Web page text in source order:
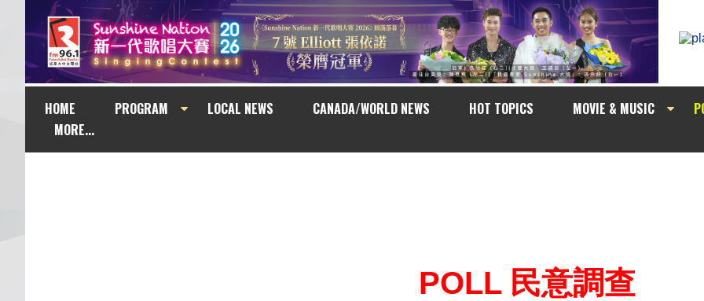
HOME PROGRAM LOCAL NEWS CANADA/WORLD NEWS HOT TOPICS MOVIE & MUSIC
MORE...
POLL 民意調查